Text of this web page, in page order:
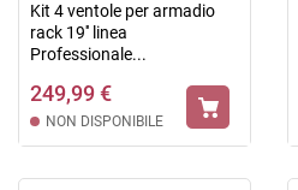
Kit 4 ventole per armadio
rack 19'' linea
Professionale...
249,99 €
NON DISPONIBILE